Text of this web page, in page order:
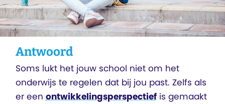
Antwoord
Soms lukt het jouw school niet om het
onderwijs te regelen dat bij jou past. Zelfs als
er eenontwikkelingsperspectief is gemaakt